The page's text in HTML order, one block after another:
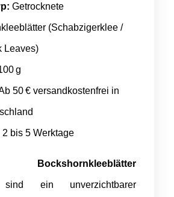
Getrocknete
(Schabzigerklee /
Leaves)
g
50 € versandkostenfrei in
2 bis 5 Werktage
Bockshornkleeblätter
sind ein unverzichtbarer